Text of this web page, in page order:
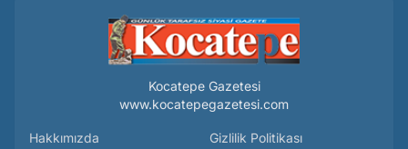
Kocatepe Gazetesi
www.kocatepegazetesi.com
Hakkımızda Gizlilik Politikası